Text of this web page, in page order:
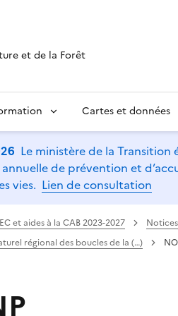
et de la Forêt
Cartes et données
Le ministère de la Transition
de prévention et
vies. Lien de consultation
et aides à la CAB 2023-2027
régional des boucles de la (…)